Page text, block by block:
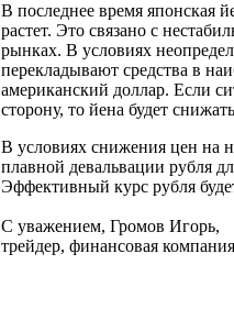
В последнее время
растет. Это связано с
рынках. В условиях
перекладывают средства в
американский доллар. Если
сторону, то йена будет
В условиях снижения цен на
плавной девальвации рубля
Эффективный курс рубля
С уважением, Громов Игорь,
трейдер, финансовая